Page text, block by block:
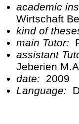
academic
Wirtschaft
kind of
main Tutor:
assistant
Jeberien
date:
2009
Language: